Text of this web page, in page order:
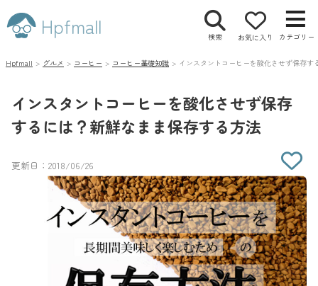
Hpfmall 検索 お気に入り カテゴリー
Hpfmall > グルメ > コーヒー > コーヒー基礎知識 > インスタントコーヒーを酸化させず保存
インスタントコーヒーを酸化させず保存
するには？新鮮なまま保存する方法
更新日：2018/06/26